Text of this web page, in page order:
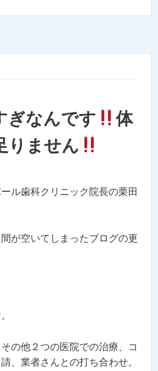
ぎなんです
体
りません
ル歯科クリニック院長の栗田
が空いてしまったブログの更
の他２つの医院での治療、コ
、業者さんとの打ち合わせ。